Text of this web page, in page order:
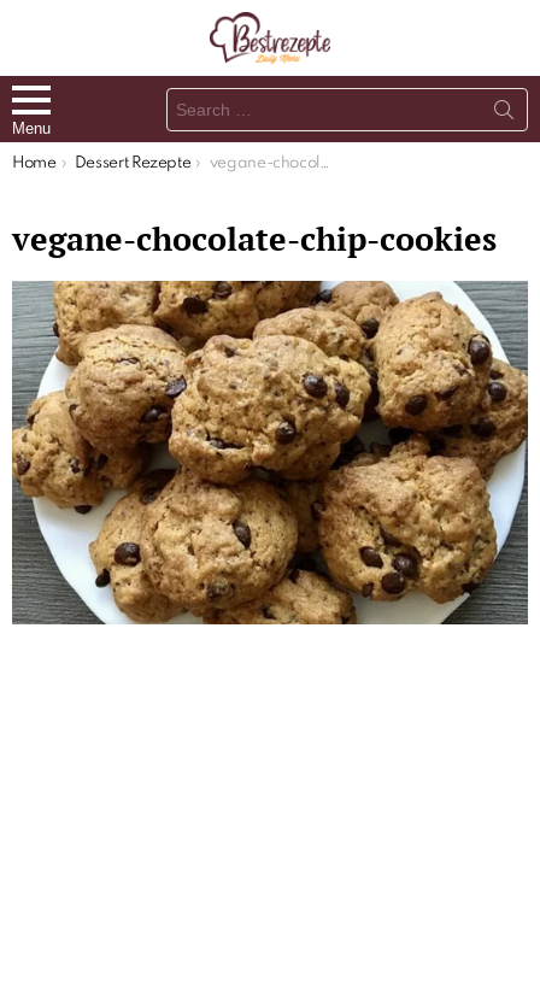
Menu
Search
for:
You are here:
Home Dessert Rezepte vegane-chocolate-chip-cookies
vegane-chocolate-chip-cookies